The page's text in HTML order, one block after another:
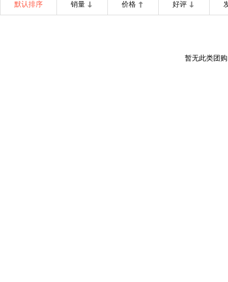
默认排序 销量 价格 好评
暂无此类团